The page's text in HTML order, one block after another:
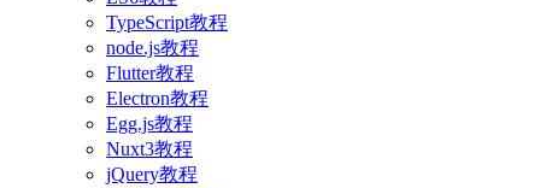
TypeScript教程
node.js教程
Flutter教程
Electron教程
Egg.js教程
Nuxt3教程
jQuery教程